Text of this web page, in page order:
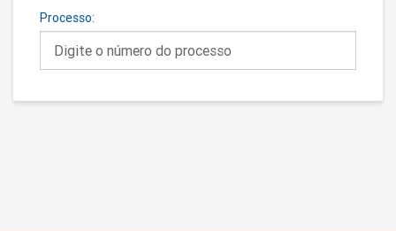
Processo: